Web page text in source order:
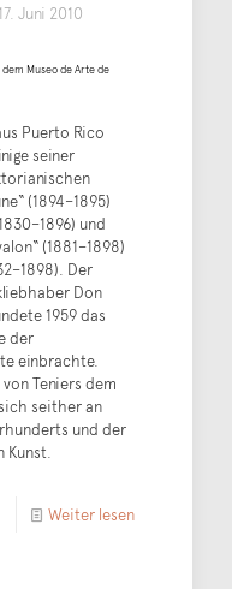
17. Juni 2010
Museo de Arte de
Puerto Rico
seiner
(1894–1895)
und
(1881–1898)
Der
Don
1959 das
der
einbrachte.
Teniers dem
seither an
und der
Kunst.
Weiter lesen